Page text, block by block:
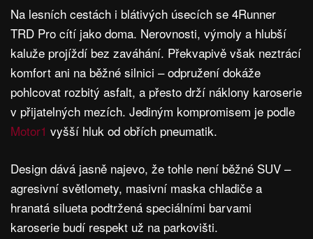
Na lesních cestách i blátivých úsecích se 4Runner
TRD Pro cítí jako doma. Nerovnosti, výmoly a hlubší
kaluže projíždí bez zaváhání. Překvapivě však neztrácí
komfort ani na běžné silnici – odpružení dokáže
pohlcovat rozbitý asfalt, a přesto drží náklony karoserie
v přijatelných mezích. Jediným kompromisem je podle
Motor1 vyšší hluk od obřích pneumatik.
Design dává jasně najevo, že tohle není běžné SUV –
agresivní světlomety, masivní maska chladiče a
hranatá silueta podtržená speciálními barvami
karoserie budí respekt už na parkovišti.